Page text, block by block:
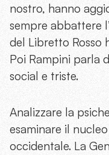
nostro, hanno
sempre abbattere
del Libretto Rosso
Poi Rampini parla
social e triste.
Analizzare la
esaminare il
occidentale. La